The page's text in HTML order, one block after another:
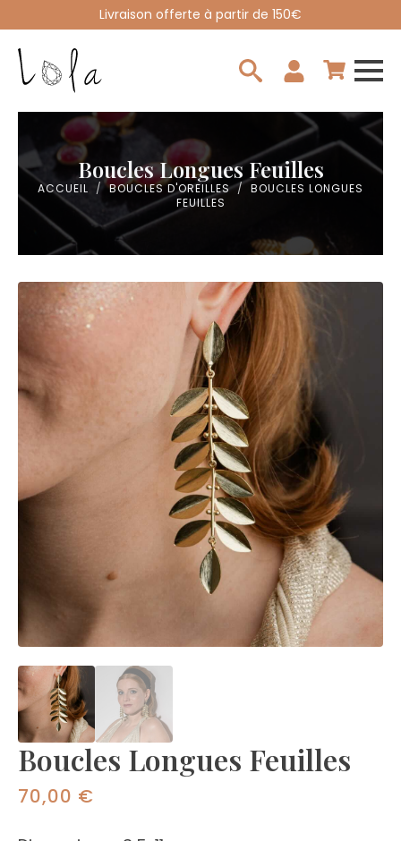
Livraison offerte à partir de 150€
Boucles Longues Feuilles
ACCUEIL BOUCLES D'OREILLES
BOUCLES LONGUES
FEUILLES
Boucles Longues Feuilles
70,00 €